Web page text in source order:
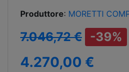
Produttore: MORETTI
7.046,72 € -39%
4.270,00 €